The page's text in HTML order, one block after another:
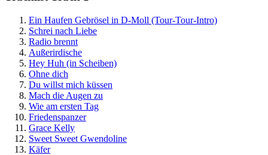
Ein Haufen Gebrösel in D-Moll (Tour-Tour-Intro)
Schrei nach Liebe
Radio brennt
Außerirdische
Hey Huh (in Scheiben)
Ohne dich
Du willst mich küssen
Mach die Augen zu
Wie am ersten Tag
Friedenspanzer
Grace Kelly
Sweet Sweet Gwendoline
Käfer